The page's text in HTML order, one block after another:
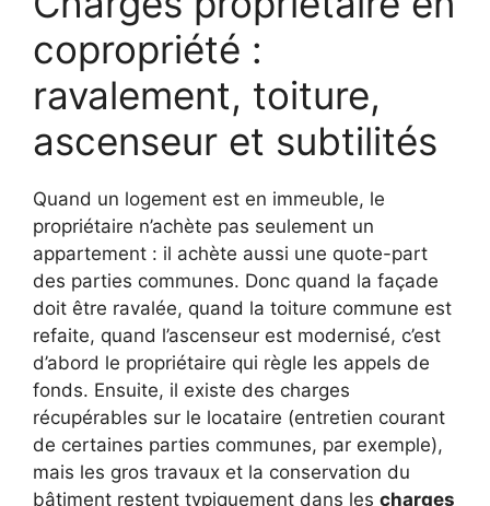
copropriété :
ravalement, toiture,
ascenseur et subtilités
Quand un logement est en immeuble, le
propriétaire n’achète pas seulement un
appartement : il achète aussi une quote-part
des parties communes. Donc quand la façade
doit être ravalée, quand la toiture commune est
refaite, quand l’ascenseur est modernisé, c’est
d’abord le propriétaire qui règle les appels de
fonds. Ensuite, il existe des charges
récupérables sur le locataire (entretien courant
de certaines parties communes, par exemple),
mais les gros travaux et la conservation du
bâtiment restent typiquement dans les charges